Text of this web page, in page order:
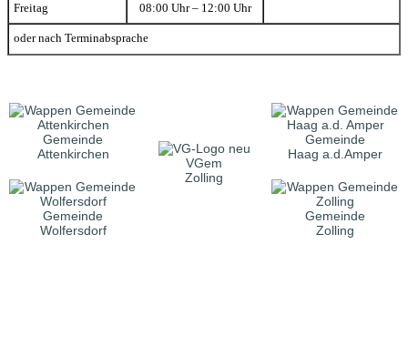
Freitag 08:00 Uhr – 12:00 Uhr
oder nach Terminabsprache
Gemeinde
Attenkirchen
VGem
Zolling
Gemeinde
Haag a.d.Amper
Gemeinde
Wolfersdorf
Gemeinde
Zolling